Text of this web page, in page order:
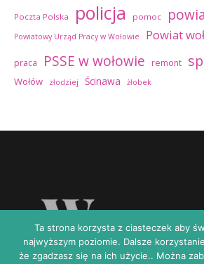
Poczta Polska policja pomoc
Powiatowy Urząd Pracy w Wołowie Powiat
praca PSSE w wołowie remont
Wołów złodziej Ścinawa żłobek
Ta strona korzysta z ciasteczek aby
najwyższym poziomie. Dalsze
że zgadzasz się na ich użycie.. Można